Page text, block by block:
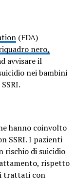
(FDA)
nero,
avvisare il
nei bambini
hanno coinvolto
SSRI. I pazienti
rischio di suicidio
rispetto
trattati con